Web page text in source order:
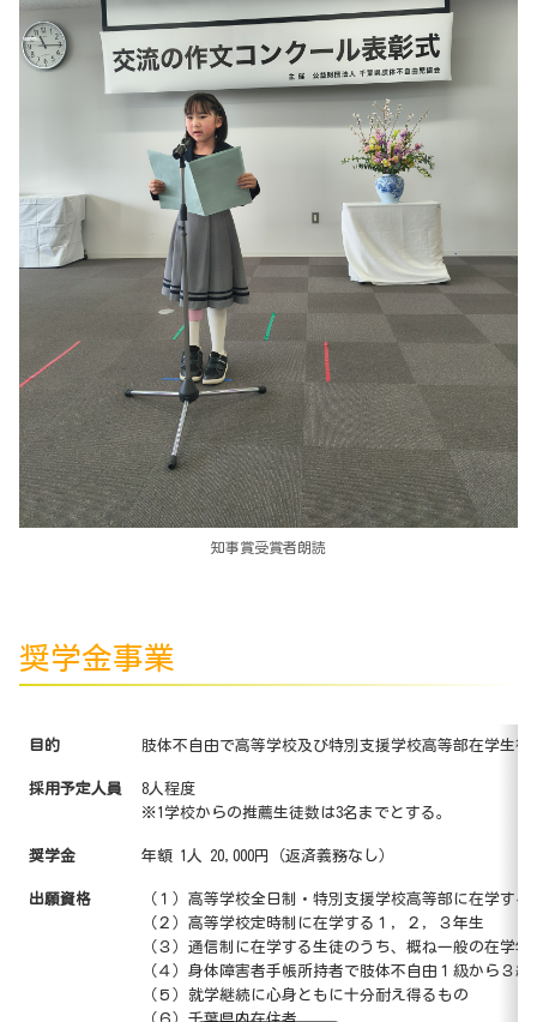
知事賞受賞者朗読
奨学金事業
目的 肢体不自由で高等学校及び特別支援学校高等部在学生
採用予定人員
8人程度
※1学校からの推薦生徒数は3名までとする。
奨学金 年額 1人 20,000円（返済義務なし）
出願資格
（１）高等学校全日制・特別支援学校高等部に在学す
（２）高等学校定時制に在学する１，２，３年生
（３）通信制に在学する生徒のうち、概ね一般の在学
（４）身体障害者手帳所持者で肢体不自由１級から３
（５）就学継続に心身ともに十分耐え得るもの